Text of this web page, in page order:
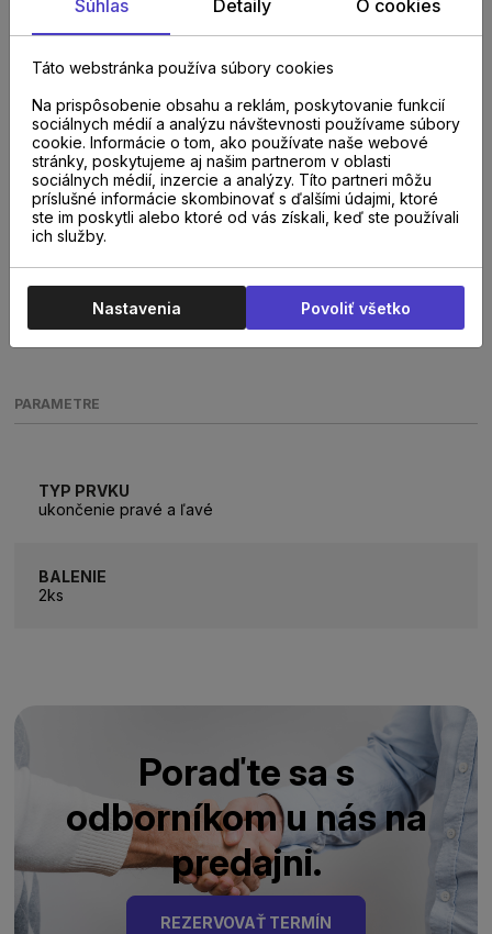
PARAMETRE
TYP PRVKU
ukončenie pravé a ľavé
BALENIE
2ks
Poraďte sa s
odborníkom u nás na
predajni.
REZERVOVAŤ TERMÍN
Súhlas Detaily O cookies
Táto webstránka používa súbory cookies
Na prispôsobenie obsahu a reklám, poskytovanie funkcií
sociálnych médií a analýzu návštevnosti používame súbory
cookie. Informácie o tom, ako používate naše webové
stránky, poskytujeme aj našim partnerom v oblasti
sociálnych médií, inzercie a analýzy. Títo partneri môžu
príslušné informácie skombinovať s ďalšími údajmi, ktoré
ste im poskytli alebo ktoré od vás získali, keď ste používali
ich služby.
Nastavenia Povoliť všetko